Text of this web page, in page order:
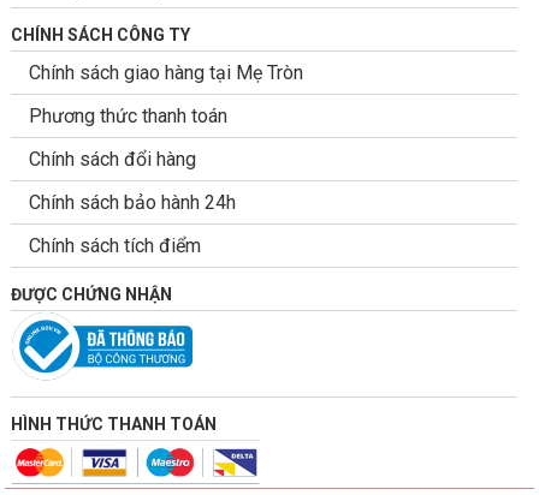
CHÍNH SÁCH CÔNG TY
Chính sách giao hàng tại Mẹ Tròn
Phương thức thanh toán
Chính sách đổi hàng
Chính sách bảo hành 24h
Chính sách tích điểm
ĐƯỢC CHỨNG NHẬN
HÌNH THỨC THANH TOÁN